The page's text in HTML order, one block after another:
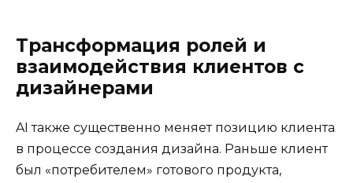
Трансформация ролей и
взаимодействия клиентов с
дизайнерами
AI также существенно меняет позицию клиента
в процессе создания дизайна. Раньше клиент
был «потребителем» готового продукта,